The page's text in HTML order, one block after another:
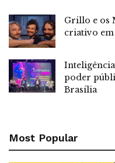
Grillo e os
criativo
poder
Brasília
Most Popular